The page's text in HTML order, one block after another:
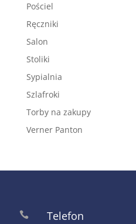
Pościel
Ręczniki
Salon
Stoliki
Sypialnia
Szlafroki
Torby na zakupy
Verner Panton
 Telefon